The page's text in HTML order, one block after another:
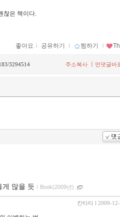
찮은 책이다.
좋아요 ｌ 공유하기 ｌ 찜하기 ｌ
3294514 먼댓글바
주소복사
게 많을 듯 ｌ Book(2009년)
칸타타 l 2009-